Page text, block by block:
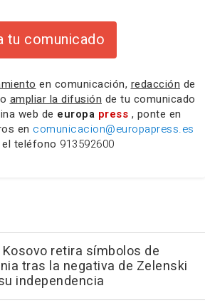
tu comunicado
en comunicación, redacción de
ampliar la difusión de tu comunicado
web de europa press , ponte en
en comunicacion@europapress.es
teléfono 913592600
retira símbolos de
tras la negativa de Zelenski
independencia